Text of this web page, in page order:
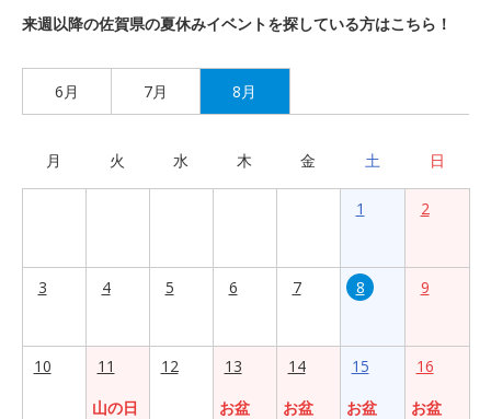
来週以降の佐賀県の夏休みイベントを探している方はこちら！
6月 7月 8月
月 火 水 木 金 土 日
1 2
3 4 5 6 7 8 9
10
11
山の日
12
13
お盆
14
お盆
15
お盆
16
お盆